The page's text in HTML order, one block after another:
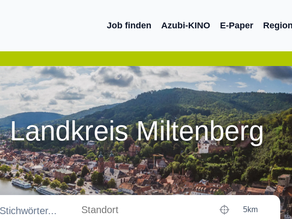
Job finden Azubi-KINO E-Paper
Landkreis Miltenberg